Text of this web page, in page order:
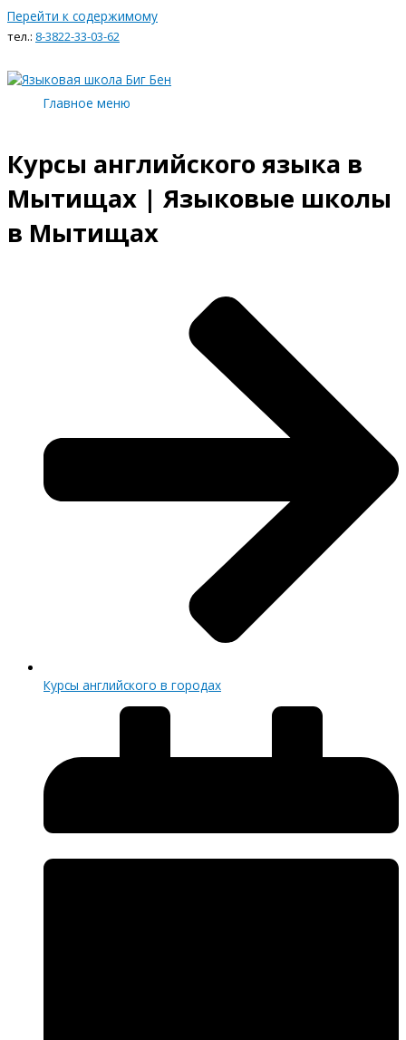
Перейти к содержимому
тел.: 8-3822-33-03-62
Главное меню
Курсы английского языка в
Мытищах | Языковые школы
в Мытищах
Курсы английского в городах